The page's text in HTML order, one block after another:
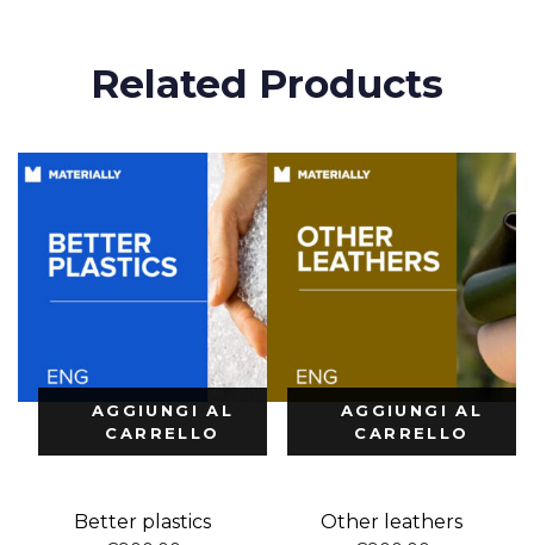
Related Products
AGGIUNGI AL
CARRELLO
Better plastics
AGGIUNGI AL
CARRELLO
Other leathers